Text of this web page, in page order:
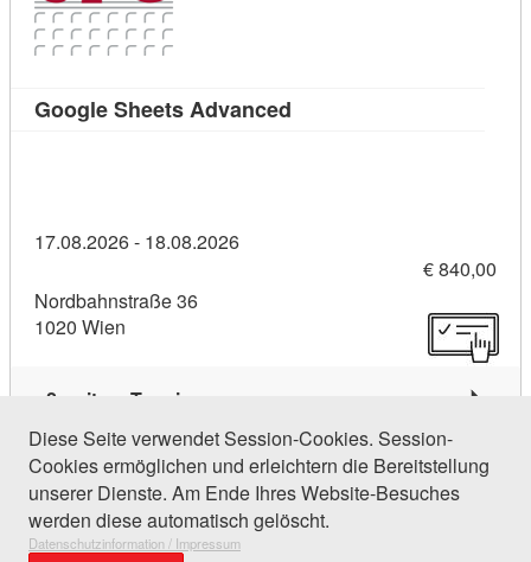
Google Sheets Advanced
17.08.2026 - 18.08.2026
€ 840,00
Nordbahnstraße 36
1020 Wien
2 weitere Termine
221 Einträge gefunden (1 von 11)
Diese Seite verwendet Session-Cookies. Session-
Cookies ermöglichen und erleichtern die Bereitstellung
unserer Dienste. Am Ende Ihres Website-Besuches
werden diese automatisch gelöscht.
Datenschutzinformation / Impressum